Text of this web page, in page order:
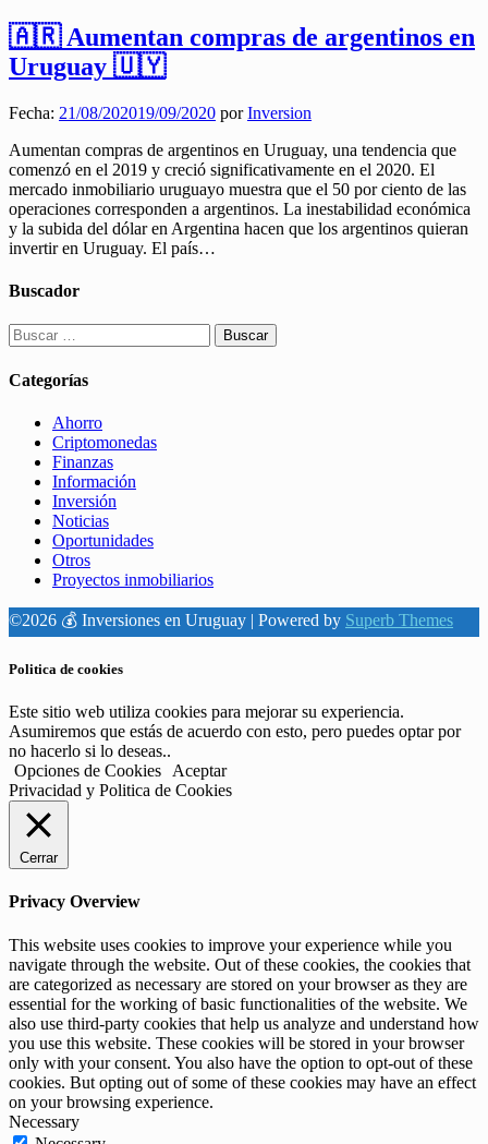
🇦🇷 Aumentan compras de argentinos en
Uruguay 🇺🇾
Fecha: 21/08/202019/09/2020 porInversion
Aumentan compras de argentinos en Uruguay, una tendencia que
comenzó en el 2019 y creció significativamente en el 2020. El
mercado inmobiliario uruguayo muestra que el 50 por ciento de las
operaciones corresponden a argentinos. La inestabilidad económica
y la subida del dólar en Argentina hacen que los argentinos quieran
invertir en Uruguay. El país…
Buscador
Buscar:
Categorías
Ahorro
Criptomonedas
Finanzas
Información
Inversión
Noticias
Oportunidades
Otros
Proyectos inmobiliarios
©2026 💰 Inversiones en Uruguay | Powered by Superb Themes
Politica de cookies
Este sitio web utiliza cookies para mejorar su experiencia.
Asumiremos que estás de acuerdo con esto, pero puedes optar por
no hacerlo si lo deseas..
Opciones de Cookies
Aceptar
Privacidad y Politica de Cookies
Cerrar
Privacy Overview
This website uses cookies to improve your experience while you
navigate through the website. Out of these cookies, the cookies that
are categorized as necessary are stored on your browser as they are
essential for the working of basic functionalities of the website. We
also use third-party cookies that help us analyze and understand how
you use this website. These cookies will be stored in your browser
only with your consent. You also have the option to opt-out of these
cookies. But opting out of some of these cookies may have an effect
on your browsing experience.
Necessary